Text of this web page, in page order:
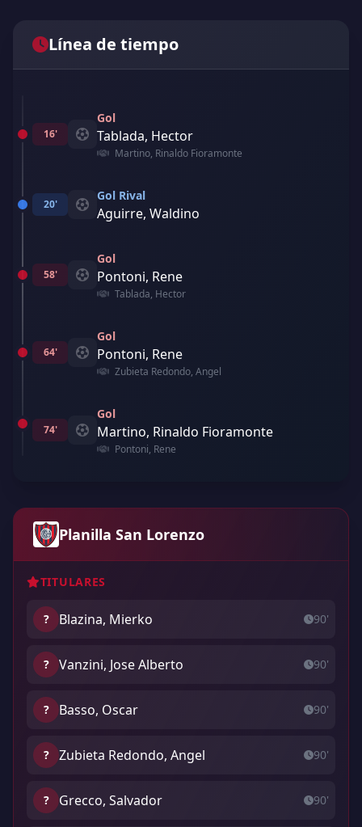
Línea de tiempo
16'
Gol
Tablada, Hector
Martino, Rinaldo Fioramonte
20'
Gol Rival
Aguirre, Waldino
58'
Gol
Pontoni, Rene
Tablada, Hector
64'
Gol
Pontoni, Rene
Zubieta Redondo, Angel
74'
Gol
Martino, Rinaldo Fioramonte
Pontoni, Rene
Planilla San Lorenzo
TITULARES
? Blazina, Mierko 90'
? Vanzini, Jose Alberto 90'
? Basso, Oscar 90'
? Zubieta Redondo, Angel 90'
? Grecco, Salvador 90'